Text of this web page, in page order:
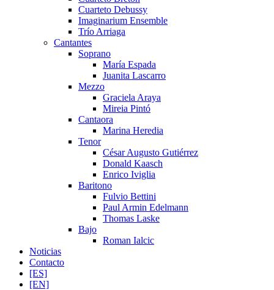
Cuarteto Debussy
Imaginarium Ensemble
Trío Arriaga
Cantantes
Soprano
María Espada
Juanita Lascarro
Mezzo
Graciela Araya
Mireia Pintó
Cantaora
Marina Heredia
Tenor
César Augusto Gutiérrez
Donald Kaasch
Enrico Iviglia
Baritono
Fulvio Bettini
Paul Armin Edelmann
Thomas Laske
Bajo
Roman Ialcic
Noticias
Contacto
[ES]
[EN]